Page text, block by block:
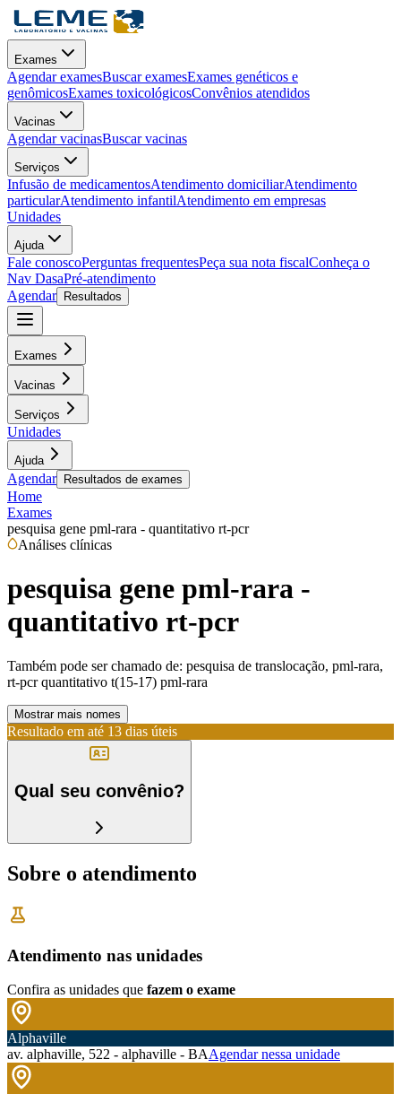
Exames
Agendar examesBuscar examesExames genéticos e
genômicosExames toxicológicosConvênios atendidos
Vacinas
Agendar vacinasBuscar vacinas
Serviços
Infusão de medicamentosAtendimento domiciliarAtendimento
particularAtendimento infantilAtendimento em empresas
Unidades
Ajuda
Fale conoscoPerguntas frequentesPeça sua nota fiscalConheça o
Nav DasaPré-atendimento
Agendar
Resultados
Exames
Vacinas
Serviços
Unidades
Ajuda
Agendar Resultados de exames
Home
Exames
pesquisa gene pml-rara - quantitativo rt-pcr
Análises clínicas
pesquisa gene pml-rara -
quantitativo rt-pcr
Também pode ser chamado de: pesquisa de translocação, pml-rara,
rt-pcr quantitativo t(15-17) pml-rara
Mostrar mais nomes
Resultado em até 13 dias úteis
Qual seu convênio?
Sobre o atendimento
Atendimento nas unidades
Confira as unidades que fazem o exame
Alphaville
av. alphaville, 522 - alphaville - BAAgendar nessa unidade